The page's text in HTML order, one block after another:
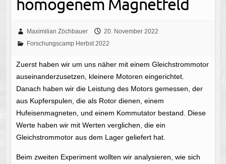
Maximilian Zöchbauer
20. November 2022
Forschungscamp Herbst 2022
Zuerst haben wir um uns näher mit einem Gleichstrommotor
auseinanderzusetzen, kleinere Motoren eingerichtet.
Danach haben wir die Leistung des Motors gemessen, der
aus Kupferspulen, die als Rotor dienen, einem
Hufeisenmagneten, und einem Kommutator bestand. Diese
Werte haben wir mit Werten verglichen, die ein
Gleichstrommotor aus dem Lager geliefert hat.
Beim zweiten Experiment wollten wir analysieren, wie sich